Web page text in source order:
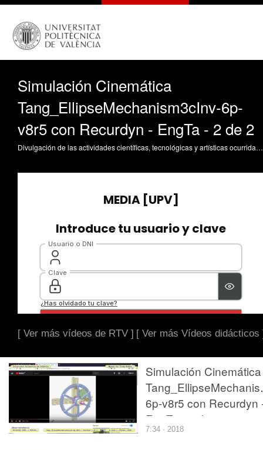
Simulación Cinemática
Tang_EllipseMechanism3cInv-6p-
v8r5 con Recurdyn - EngTa - 2 de 2
Divulgación de las actividades científicas, tecnológicas y artísticas ocurridas en los tres campus de la UPV
[ Ver más vídeos de RTV ] [ Ver más Vídeos didácticos
Simulación Cinemática
6p-v8r5 con Recurdyn
EngTa - 1 de 2
7:34 · 2018